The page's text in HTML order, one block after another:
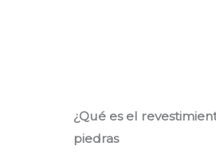
¿Qué es el
piedras